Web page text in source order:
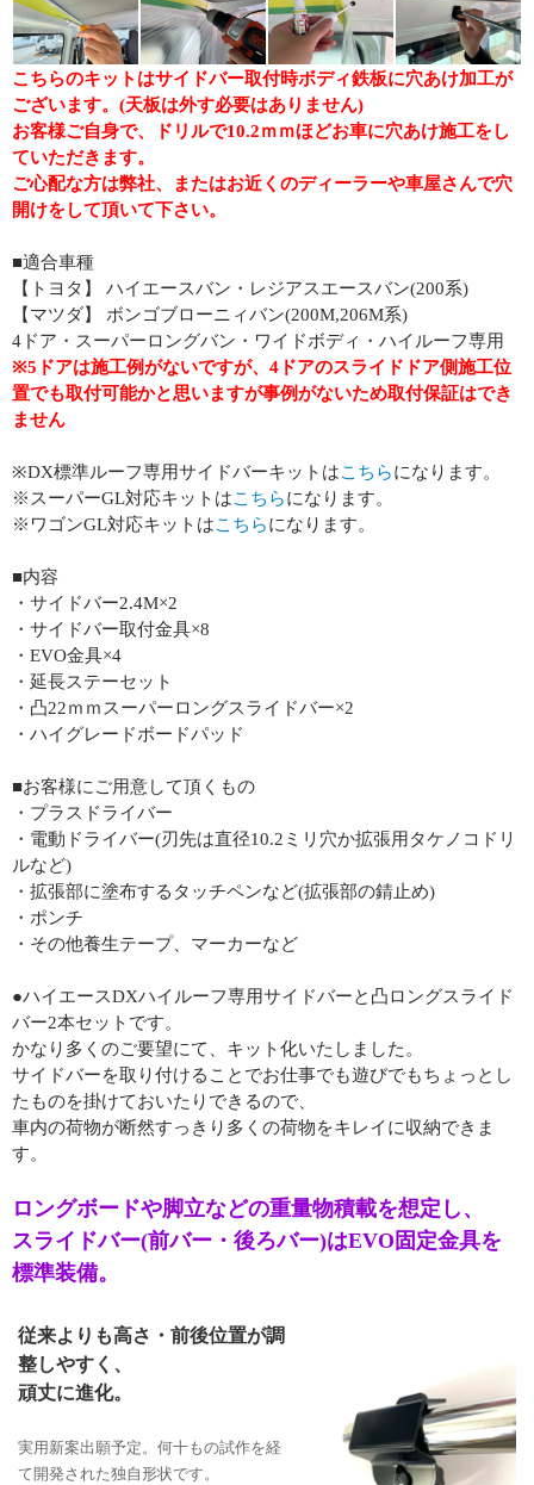
こちらのキットはサイドバー取付時ボディ鉄板に穴あけ加工が
ございます。(天板は外す必要はありません)
お客様ご自身で、ドリルで10.2ｍｍほどお車に穴あけ施工をし
ていただきます。
ご心配な方は弊社、またはお近くのディーラーや車屋さんで穴
開けをして頂いて下さい。
■適合車種
【トヨタ】 ハイエースバン・レジアスエースバン(200系)
【マツダ】 ボンゴブローニィバン(200M,206M系)
4ドア・スーパーロングバン・ワイドボディ・ハイルーフ専用
※5ドアは施工例がないですが、4ドアのスライドドア側施工位
置でも取付可能かと思いますが事例がないため取付保証はでき
ません
※DX標準ルーフ専用サイドバーキットはこちらになります。
※スーパーGL対応キットはこちらになります。
※ワゴンGL対応キットはこちらになります。
■内容
・サイドバー2.4M×2
・サイドバー取付金具×8
・EVO金具×4
・延長ステーセット
・凸22ｍｍスーパーロングスライドバー×2
・ハイグレードボードパッド
■お客様にご用意して頂くもの
・プラスドライバー
・電動ドライバー(刃先は直径10.2ミリ穴か拡張用タケノコドリ
ルなど)
・拡張部に塗布するタッチペンなど(拡張部の錆止め)
・ポンチ
・その他養生テープ、マーカーなど
●ハイエースDXハイルーフ専用サイドバーと凸ロングスライド
バー2本セットです。
かなり多くのご要望にて、キット化いたしました。
サイドバーを取り付けることでお仕事でも遊びでもちょっとし
たものを掛けておいたりできるので、
車内の荷物が断然すっきり多くの荷物をキレイに収納できま
す。
ロングボードや脚立などの重量物積載を想定し、
スライドバー(前バー・後ろバー)はEVO固定金具を
標準装備。
従来よりも高さ・前後位置が調
整しやすく、
頑丈に進化。
実用新案出願予定。何十もの試作を経
て開発された独自形状です。